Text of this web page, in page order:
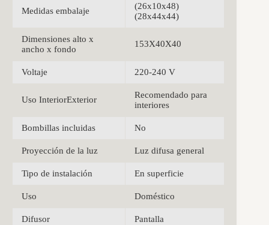
Medidas embalaje
(26x10x48)
(28x44x44)
Dimensiones alto x
ancho x fondo
153X40X40
Voltaje 220-240 V
Uso InteriorExterior
Recomendado para
interiores
Bombillas incluidas No
Proyección de la luz Luz difusa general
Tipo de instalación En superficie
Uso Doméstico
Difusor Pantalla